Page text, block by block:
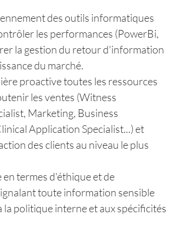
des outils informatiques
les performances (PowerBi,
la gestion du retour d'information
du marché.
proactive toutes les ressources
les ventes (Witness
Marketing, Business
Application Specialist...) et
des clients au niveau le plus
en termes d'éthique et de
toute information sensible
politique interne et aux spécificités